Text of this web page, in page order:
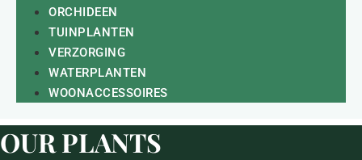
ORCHIDEEN
TUINPLANTEN
VERZORGING
WATERPLANTEN
WOONACCESSOIRES
OUR PLANTS